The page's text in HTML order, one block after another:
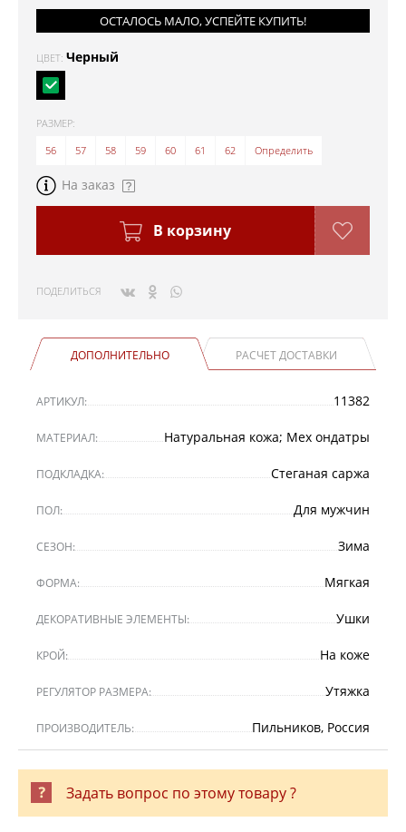
ОСТАЛОСЬ МАЛО, УСПЕЙТЕ КУПИТЬ!
ЦВЕТ: Черный
РАЗМЕР:
56
57 58 59 60 61 62 Определить
На заказ
В корзину
ПОДЕЛИТЬСЯ
ДОПОЛНИТЕЛЬНО РАСЧЕТ ДОСТАВКИ
АРТИКУЛ: 11382
МАТЕРИАЛ: Натуральная кожа; Мех ондатры
ПОДКЛАДКА: Стеганая саржа
ПОЛ: Для мужчин
СЕЗОН: Зима
ФОРМА: Мягкая
ДЕКОРАТИВНЫЕ ЭЛЕМЕНТЫ: Ушки
КРОЙ: На коже
РЕГУЛЯТОР РАЗМЕРА: Утяжка
ПРОИЗВОДИТЕЛЬ: Пильников, Россия
Задать вопрос по этому товару ?